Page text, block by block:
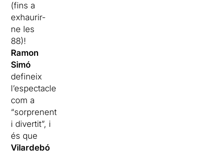
(fins a
exhaurir-
ne les
88)!
Ramon
Simó
defineix
l’espectacle
com a
“sorprenent
i divertit”, i
és que
Vilardebó